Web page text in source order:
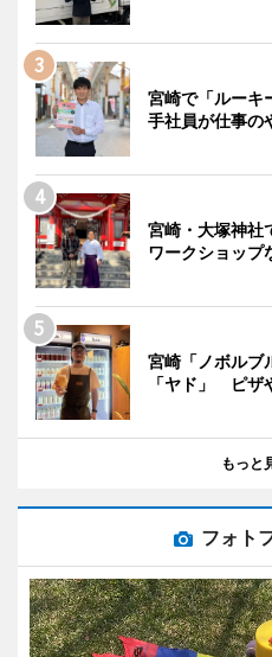
宮崎で「ルー
手社員が仕事の
宮崎・大塚神
ワークショップ
宮崎「ノボルブ
「ヤド」 ピザ
もっと
フォト